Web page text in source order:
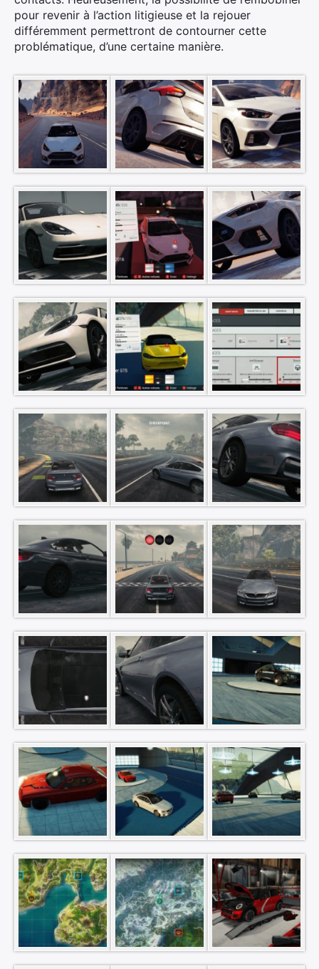
pour revenir à l’action litigieuse et la rejouer
différemment permettront de contourner cette
problématique, d’une certaine manière.